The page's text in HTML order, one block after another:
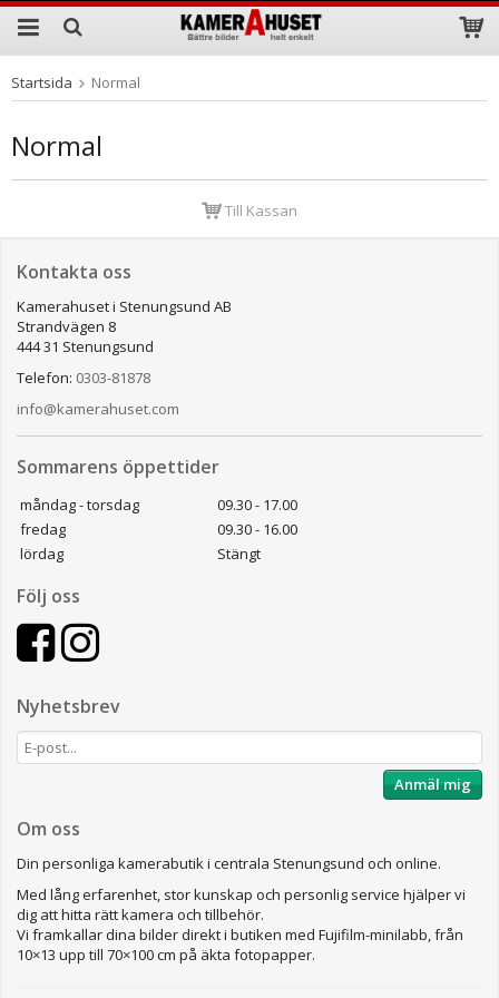
Produkten har blivit tillagd i varukorgen
Startsida Normal
Normal
Till Kassan
Kontakta oss
Kamerahuset i Stenungsund AB
Strandvägen 8
444 31 Stenungsund
Telefon: 0303-81878
info@kamerahuset.com
Sommarens öppettider
måndag - torsdag
09.30 - 17.00
fredag
09.30 - 16.00
lördag
Stängt
Följ oss
Nyhetsbrev
Anmäl mig
Om oss
Din personliga kamerabutik i centrala Stenungsund och online.
Med lång erfarenhet, stor kunskap och personlig service hjälper vi
dig att hitta rätt kamera och tillbehör.
Vi framkallar dina bilder direkt i butiken med Fujifilm-minilabb, från
10×13 upp till 70×100 cm på äkta fotopapper.